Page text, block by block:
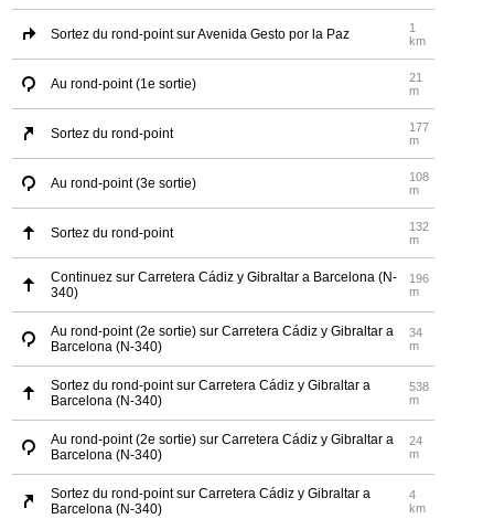
Sortez du rond-point sur Avenida Gesto por la Paz
1
km
Au rond-point (1e sortie)
21
m
Sortez du rond-point
177
m
Au rond-point (3e sortie)
108
m
Sortez du rond-point
132
m
Continuez sur Carretera Cádiz y Gibraltar a Barcelona (N-
340)
196
m
Au rond-point (2e sortie) sur Carretera Cádiz y Gibraltar a
Barcelona (N-340)
34
m
Sortez du rond-point sur Carretera Cádiz y Gibraltar a
Barcelona (N-340)
538
m
Au rond-point (2e sortie) sur Carretera Cádiz y Gibraltar a
Barcelona (N-340)
24
m
Sortez du rond-point sur Carretera Cádiz y Gibraltar a
Barcelona (N-340)
4
km